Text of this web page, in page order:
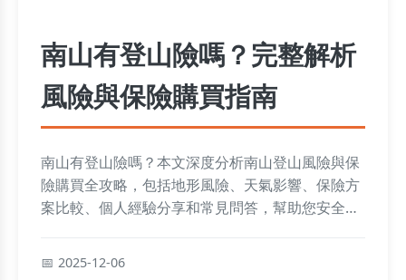
南山有登山險嗎？完整解析
風險與保險購買指南
南山有登山險嗎？本文深度分析南山登山風險與保
險購買全攻略，包括地形風險、天氣影響、保險方
案比較、個人經驗分享和常見問答，幫助您安全登
2025-12-06